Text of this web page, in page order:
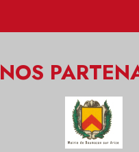
NOS